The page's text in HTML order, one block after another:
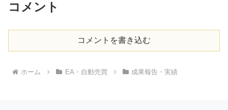
コメント
コメントを書き込む
ホーム EA・自動売買 成果報告・実績